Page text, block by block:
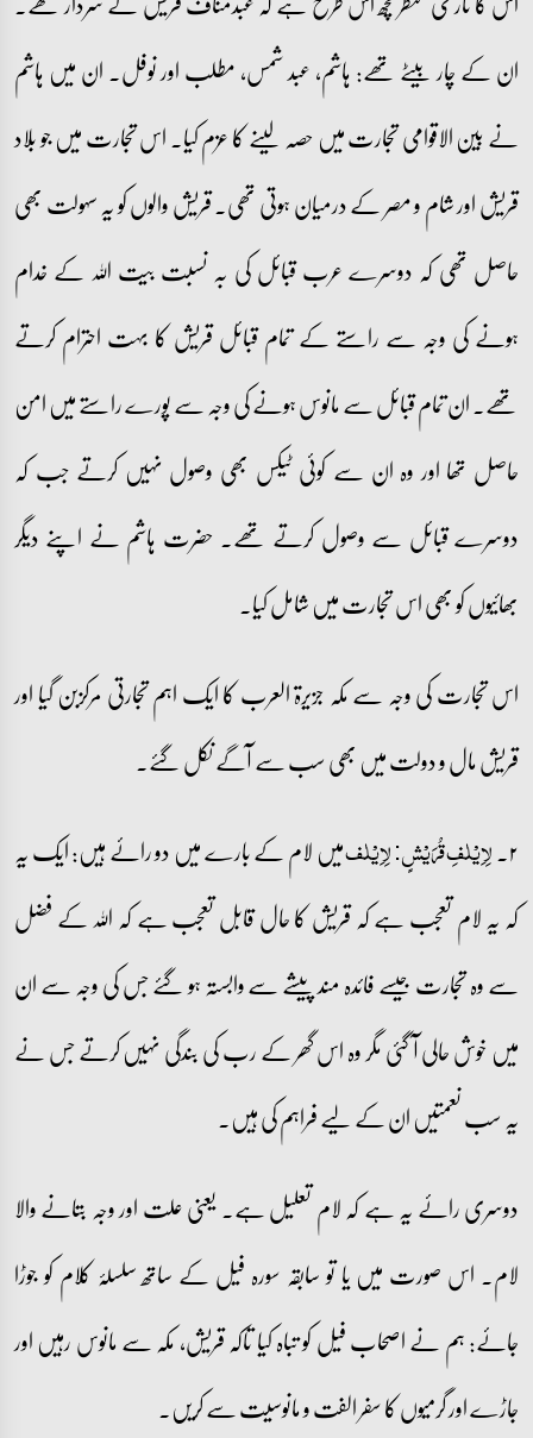
ان کے چار بیٹے تھے: ہاشم، عبد شمس، مطلب اور نوفل۔ ان میں ہاشم
نے بین الاقوامی تجارت میں حصہ لینے کا عزم کیا۔ اس تجارت میں جو بلاد
قریش اور شام و مصر کے درمیان ہوتی تھی۔ قریش والوں کو یہ سہولت بھی
حاصل تھی کہ دوسرے عرب قبائل کی بہ نسبت بیت اللہ کے خدام
ہونے کی وجہ سے راستے کے تمام قبائل قریش کا بہت احترام کرتے
تھے۔ ان تمام قبائل سے مانوس ہونے کی وجہ سے پورے راستے میں امن
حاصل تھا اور وہ ان سے کوئی ٹیکس بھی وصول نہیں کرتے جب کہ
دوسرے قبائل سے وصول کرتے تھے۔ حضرت ہاشم نے اپنے دیگر
بھائیوں کو بھی اس تجارت میں شامل کیا۔
اس تجارت کی وجہ سے مکہ جزیرۃ العرب کا ایک اہم تجارتی مرکزبن گیا اور
قریش مال و دولت میں بھی سب سے آگے نکل گئے۔
۲۔ لِاِیۡلٰفِ قُرَیۡشٍ: لِاِيْلٰفمیں لام کے بارے میں دو رائے ہیں: ایک یہ
کہ یہ لام تعجب ہے کہ قریش کا حال قابل تعجب ہے کہ اللہ کے فضل
سے وہ تجارت جیسے فائدہ مند پیشے سے وابستہ ہو گئے جس کی وجہ سے ان
میں خوش حالی آ گئی مگر وہ اس گھر کے رب کی بندگی نہیں کرتے جس نے
یہ سب نعمتیں ان کے لیے فراہم کی ہیں۔
دوسری رائے یہ ہے کہ لام تعلیل ہے۔ یعنی علت اور وجہ بتانے والا
لام۔ اس صورت میں یا تو سابقہ سورہ فیل کے ساتھ سلسلۂ کلام کو جوڑا
جائے: ہم نے اصحاب فیل کو تباہ کیا تاکہ قریش، مکہ سے مانوس رہیں اور
جاڑے اور گرمیوں کا سفر الفت و مانوسیت سے کریں۔